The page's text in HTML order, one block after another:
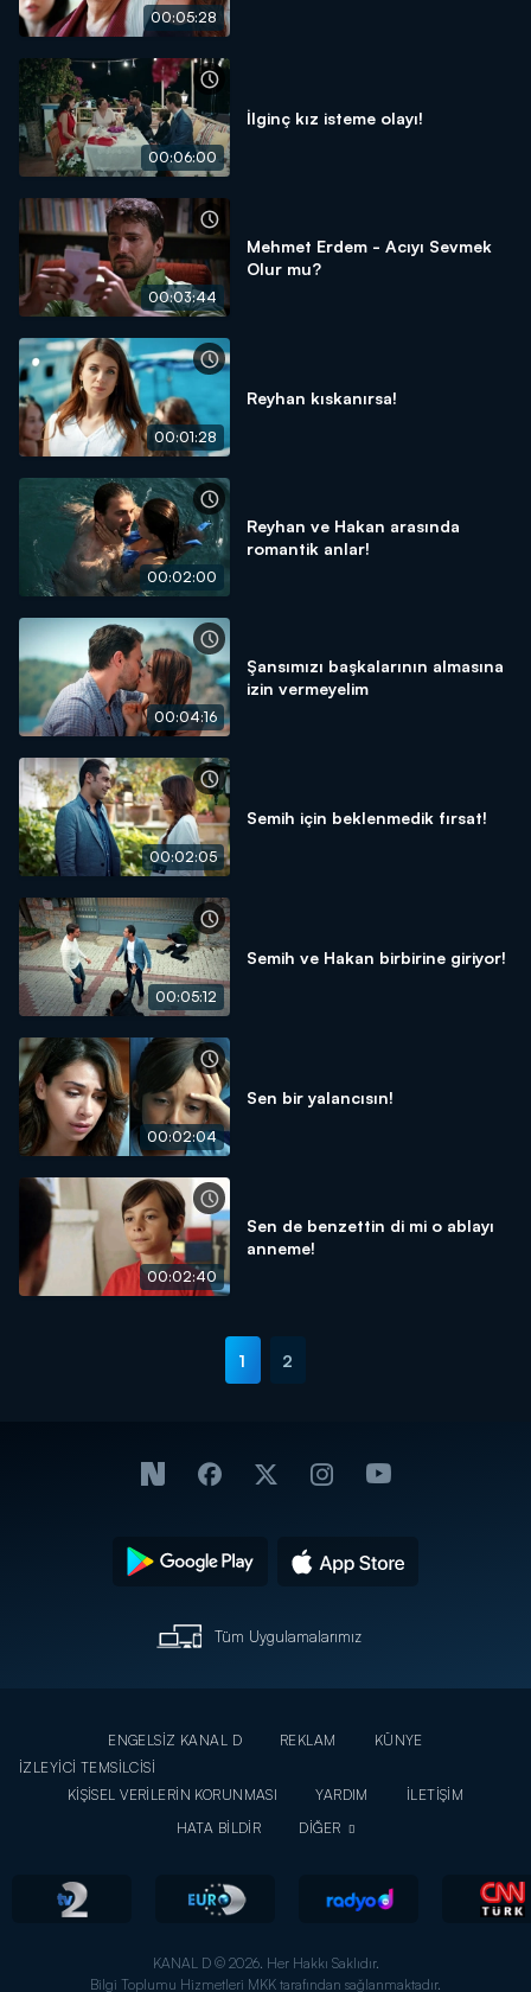
00:05:28
00:06:00
İlginç kız isteme olayı!
00:03:44
Mehmet Erdem - Acıyı Sevmek
Olur mu?
00:01:28
Reyhan kıskanırsa!
00:02:00
Reyhan ve Hakan arasında
romantik anlar!
00:04:16
Şansımızı başkalarının almasına
izin vermeyelim
00:02:05
Semih için beklenmedik fırsat!
00:05:12
Semih ve Hakan birbirine giriyor!
00:02:04
Sen bir yalancısın!
00:02:40
Sen de benzettin di mi o ablayı
anneme!
1 2
Tüm Uygulamalarımız
ENGELSİZ KANAL D REKLAM
KÜNYE
İZLEYİCİ TEMSİLCİSİ
KİŞİSEL VERİLERİN KORUNMASI
YARDIM
İLETİŞİM
HATA BİLDİR
DİĞER
KANAL D © 2026. Her Hakkı Saklıdır.
Bilgi Toplumu Hizmetleri MKK tarafından sağlanmaktadır.